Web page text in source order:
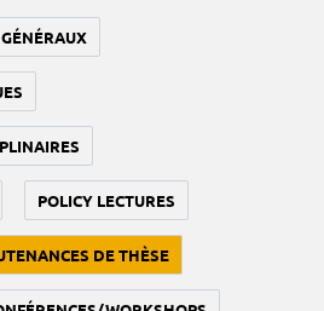
POLICY LECTURES
DE THÈSE